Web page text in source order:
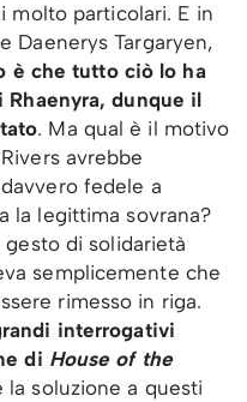
molto particolari. E in
Daenerys Targaryen,
è che tutto ciò lo ha
dunque il
. Ma qual è il motivo
avrebbe
fedele a
la legittima sovrana?
di solidarietà
semplicemente che
rimesso in riga.
interrogativi
di House of the
soluzione a questi